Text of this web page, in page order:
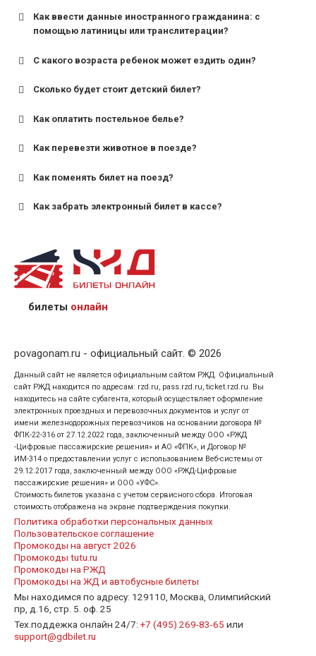
Как ввести данные иностранного гражданина: с
помощью латиницы или транслитерации?
С какого возраста ребенок может ездить один?
для поездов дальнего следования — от 10 лет и
для пригородных поездов — от 7 лет.
Сколько будет стоит детский билет?
Как оплатить постельное белье?
Как перевезти животное в поезде?
Как поменять билет на поезд?
Как забрать электронный билет в кассе?
назвав кассиру 14-значный номер заказа;
предъявив удостоверение личности пассажира, на
кого оформлен билет.
билеты онлайн
povagonam.ru - официальный сайт. © 2026
Данный сайт не является официальным сайтом РЖД. Официальный
сайт РЖД находится по адресам: rzd.ru, pass.rzd.ru, ticket.rzd.ru. Вы
находитесь на сайте субагента, который осуществляет оформление
электронных проездных и перевозочных документов и услуг от
имени железнодорожных перевозчиков на основании договора №
ФПК-22-316 от 27.12.2022 года, заключенный между ООО «РЖД
-Цифровые пассажирские решения» и АО «ФПК», и Договор №
ИМ-314 о предоставлении услуг с использованием Веб-системы от
29.12.2017 года, заключенный между ООО «РЖД-Цифровые
пассажирские решения» и ООО «УФС».
Стоимость билетов указана с учетом сервисного сбора. Итоговая
стоимость отображена на экране подтверждения покупки.
Политика обработки персональных данных
Пользовательское соглашение
Промокоды на август 2026
Промокоды tutu.ru
Промокоды на РЖД
Промокоды на ЖД и автобусные билеты
Мы находимся по адресу: 129110, Москва, Олимпийский
пр, д.16, стр. 5. оф. 25
Тех.поддежка онлайн 24/7: +7 (495) 269-83-65 или
support@gdbilet.ru